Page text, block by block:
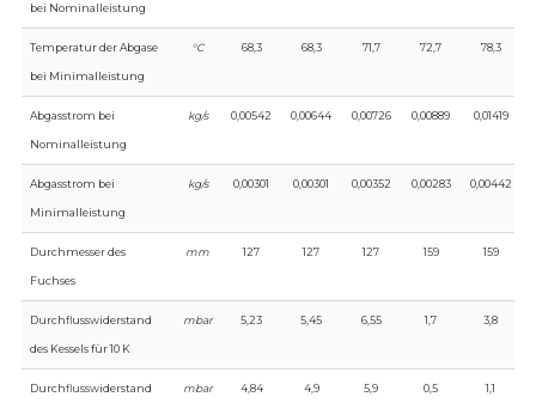
bei Nominalleistung
Temperatur der Abgase
bei Minimalleistung
°C 68,3 68,3 71,7 72,7 78,3
Abgasstrom bei
Nominalleistung
kg/s 0,00542 0,00644 0,00726 0,00889 0,01419
Abgasstrom bei
Minimalleistung
kg/s 0,00301 0,00301 0,00352 0,00283 0,00442
Durchmesser des
Fuchses
mm 127 127 127 159 159
Durchflusswiderstand
des Kessels für 10 K
mbar 5,23 5,45 6,55 1,7 3,8
Durchflusswiderstand mbar 4,84 4,9 5,9 0,5 1,1